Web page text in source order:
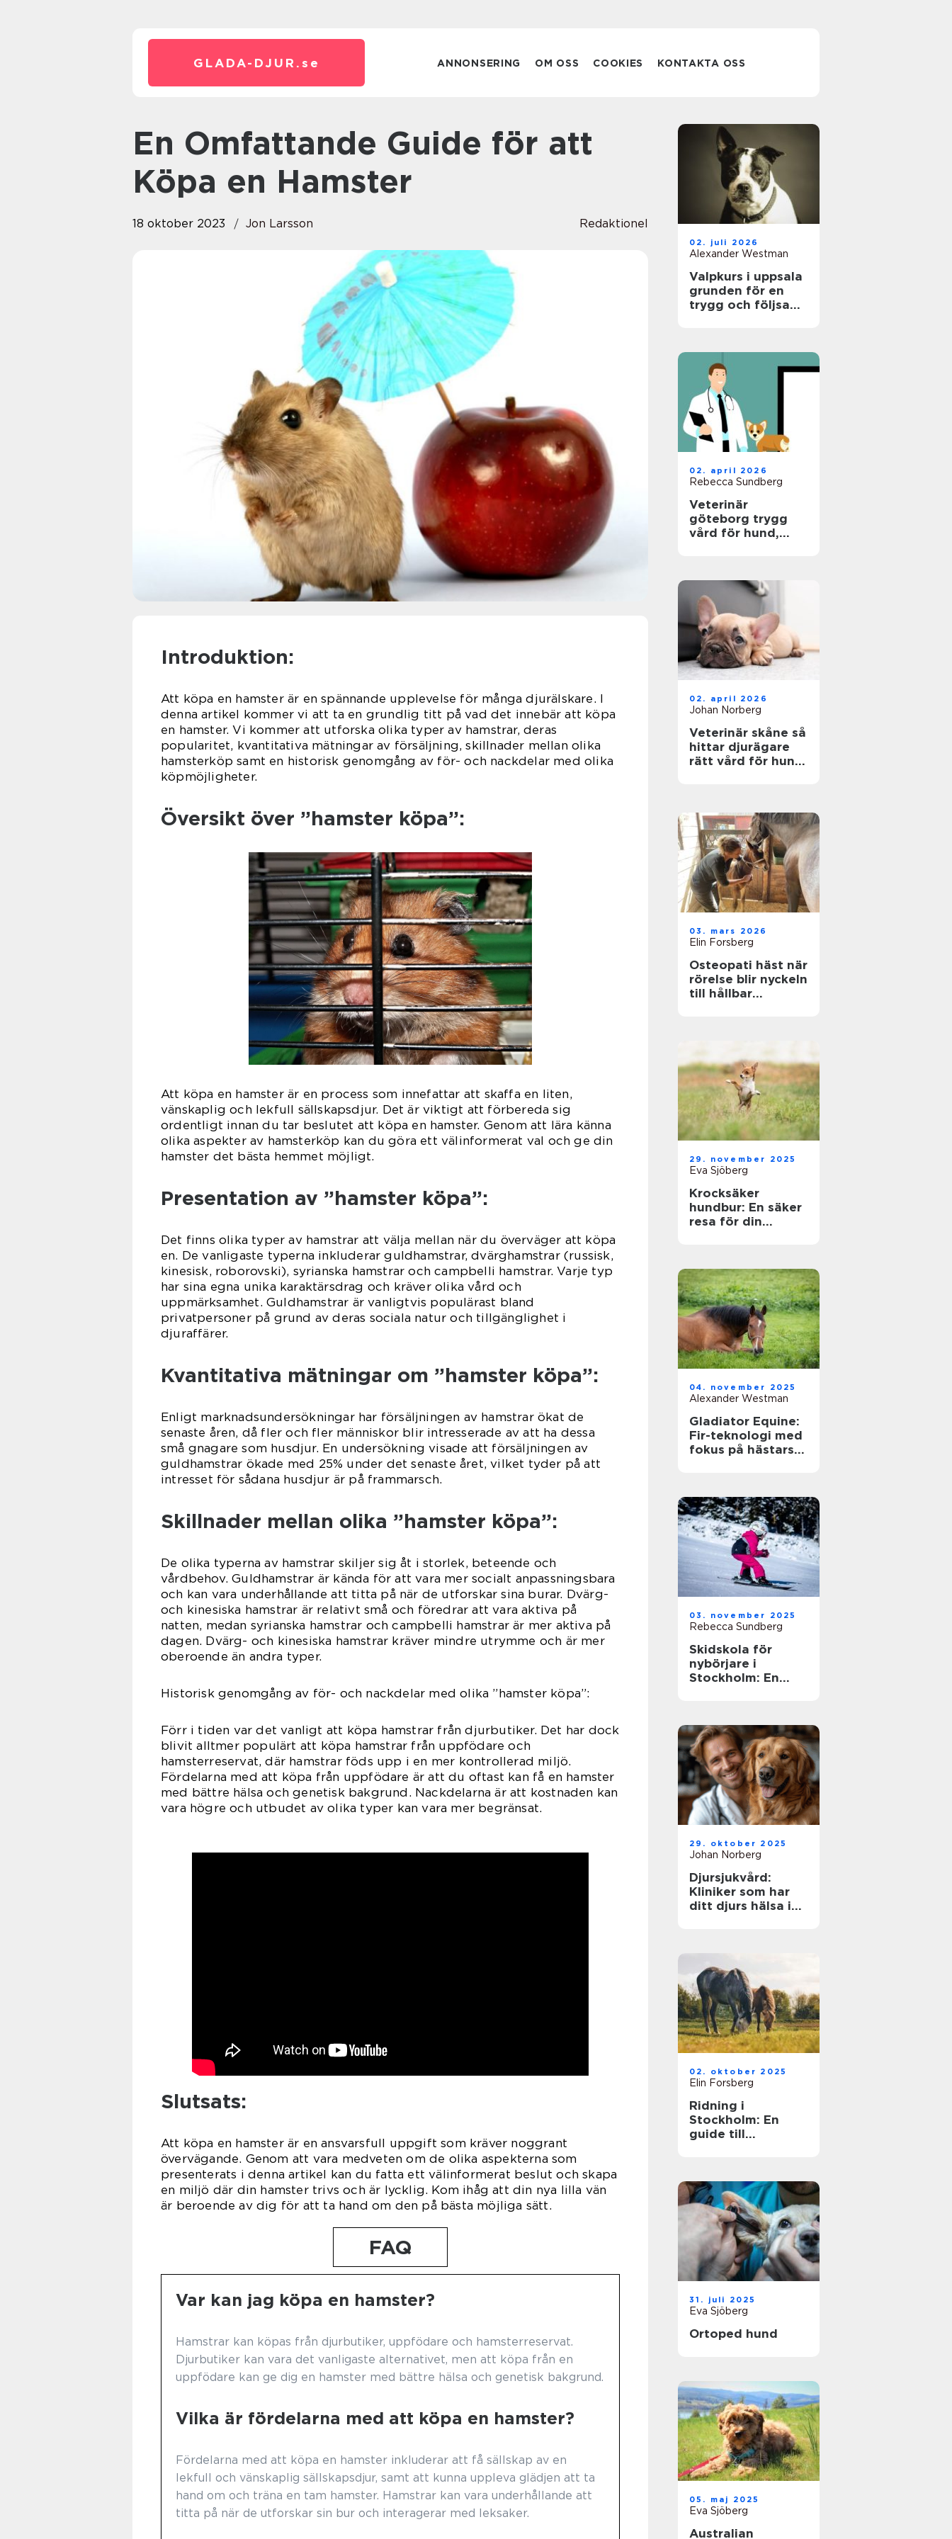
GLADA-DJUR. se ANNONSERING OM OSS COOKIES KONTAKTA OSS
En Omfattande Guide för att
Köpa en Hamster
18 oktober 2023 Jon Larsson Redaktionel
Introduktion:
Att köpa en hamster är en spännande upplevelse för många djurälskare. I
denna artikel kommer vi att ta en grundlig titt på vad det innebär att köpa
en hamster. Vi kommer att utforska olika typer av hamstrar, deras
popularitet, kvantitativa mätningar av försäljning, skillnader mellan olika
hamsterköp samt en historisk genomgång av för- och nackdelar med olika
köpmöjligheter.
Översikt över ”hamster köpa”:
Att köpa en hamster är en process som innefattar att skaffa en liten,
vänskaplig och lekfull sällskapsdjur. Det är viktigt att förbereda sig
ordentligt innan du tar beslutet att köpa en hamster. Genom att lära känna
olika aspekter av hamsterköp kan du göra ett välinformerat val och ge din
hamster det bästa hemmet möjligt.
Presentation av ”hamster köpa”:
Det finns olika typer av hamstrar att välja mellan när du överväger att köpa
en. De vanligaste typerna inkluderar guldhamstrar, dvärghamstrar (russisk,
kinesisk, roborovski), syrianska hamstrar och campbelli hamstrar. Varje typ
har sina egna unika karaktärsdrag och kräver olika vård och
uppmärksamhet. Guldhamstrar är vanligtvis populärast bland
privatpersoner på grund av deras sociala natur och tillgänglighet i
djuraffärer.
Kvantitativa mätningar om ”hamster köpa”:
Enligt marknadsundersökningar har försäljningen av hamstrar ökat de
senaste åren, då fler och fler människor blir intresserade av att ha dessa
små gnagare som husdjur. En undersökning visade att försäljningen av
guldhamstrar ökade med 25% under det senaste året, vilket tyder på att
intresset för sådana husdjur är på frammarsch.
Skillnader mellan olika ”hamster köpa”:
De olika typerna av hamstrar skiljer sig åt i storlek, beteende och
vårdbehov. Guldhamstrar är kända för att vara mer socialt anpassningsbara
och kan vara underhållande att titta på när de utforskar sina burar. Dvärg-
och kinesiska hamstrar är relativt små och föredrar att vara aktiva på
natten, medan syrianska hamstrar och campbelli hamstrar är mer aktiva på
dagen. Dvärg- och kinesiska hamstrar kräver mindre utrymme och är mer
oberoende än andra typer.
Historisk genomgång av för- och nackdelar med olika ”hamster köpa”:
Förr i tiden var det vanligt att köpa hamstrar från djurbutiker. Det har dock
blivit alltmer populärt att köpa hamstrar från uppfödare och
hamsterreservat, där hamstrar föds upp i en mer kontrollerad miljö.
Fördelarna med att köpa från uppfödare är att du oftast kan få en hamster
med bättre hälsa och genetisk bakgrund. Nackdelarna är att kostnaden kan
vara högre och utbudet av olika typer kan vara mer begränsat.
Slutsats:
Att köpa en hamster är en ansvarsfull uppgift som kräver noggrant
övervägande. Genom att vara medveten om de olika aspekterna som
presenterats i denna artikel kan du fatta ett välinformerat beslut och skapa
en miljö där din hamster trivs och är lycklig. Kom ihåg att din nya lilla vän
är beroende av dig för att ta hand om den på bästa möjliga sätt.
FAQ
Var kan jag köpa en hamster?
Hamstrar kan köpas från djurbutiker, uppfödare och hamsterreservat.
Djurbutiker kan vara det vanligaste alternativet, men att köpa från en
uppfödare kan ge dig en hamster med bättre hälsa och genetisk bakgrund.
Vilka är fördelarna med att köpa en hamster?
Fördelarna med att köpa en hamster inkluderar att få sällskap av en
lekfull och vänskaplig sällskapsdjur, samt att kunna uppleva glädjen att ta
hand om och träna en tam hamster. Hamstrar kan vara underhållande att
titta på när de utforskar sin bur och interagerar med leksaker.
02. juli 2026
Alexander Westman
Valpkurs i uppsala
grunden för en
trygg och följsam
02. april 2026
Rebecca Sundberg
Veterinär
göteborg trygg
vård för hund,
02. april 2026
Johan Norberg
Veterinär skåne så
hittar djurägare
rätt vård för hund
03. mars 2026
Elin Forsberg
Osteopati häst när
rörelse blir nyckeln
till hållbar
29. november 2025
Eva Sjöberg
Krocksäker
hundbur: En säker
resa för din
04. november 2025
Alexander Westman
Gladiator Equine:
Fir-teknologi med
fokus på hästars
03. november 2025
Rebecca Sundberg
Skidskola för
nybörjare i
Stockholm: En
29. oktober 2025
Johan Norberg
Djursjukvård:
Kliniker som har
ditt djurs hälsa i
02. oktober 2025
Elin Forsberg
Ridning i
Stockholm: En
guide till
31. juli 2025
Eva Sjöberg
Ortoped hund
05. maj 2025
Eva Sjöberg
Australian